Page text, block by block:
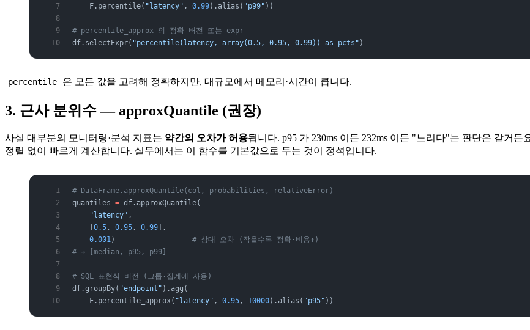
    F.percentile(
"latency" , 0.99).alias( "p99" ))
# percentile_approx 의 정확 버전 또는 expr
df.selectExpr( "percentile(latency, array(0.5, 0.95, 0.99)) as pcts" )
percentile 은 모든 값을 고려해 정확하지만, 대규모에서 메모리·시간이 큽니다.
3. 근사 분위수 — approxQuantile (권장)
사실 대부분의 모니터링·분석 지표는 약간의 오차가 허용됩니다. p95 가 230ms 이든 232ms 이든 "느리다"는 판단은 같거든
정렬 없이 빠르게 계산합니다. 실무에서는 이 함수를 기본값으로 두는 것이 정석입니다.
# DataFrame.approxQuantile(col, probabilities, relativeError)
quantiles = df.approxQuantile(
    "latency"
,
0.5, 0.95, 0.99 ],
    0.001
) # 상대 오차 (작을수록 정확·비용↑)
# → [median, p95, p99]
# SQL 표현식 버전 (그룹·집계에 사용)
df.groupBy( "endpoint" ).agg(
    F.percentile_approx(
"latency" , 0.95, 10000).alias( "p95" ))